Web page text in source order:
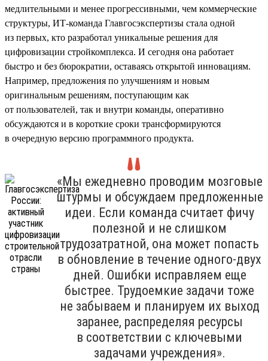
медлительными и менее прогрессивными, чем коммерческие
структуры, ИТ-команда Главгосэкспертизы стала одной
из первых, кто разработал уникальные решения для
цифровизации стройкомплекса. И сегодня она работает
быстро и без бюрократии, оставаясь открытой инновациям.
Например, предложения по улучшениям и новым
оригинальным решениям, поступающим как
от пользователей, так и внутри команды, оперативно
обсуждаются и в короткие сроки трансформируются
в очередную версию программного продукта.
«Мы ежедневно проводим мозговые
штурмы и обсуждаем предложенные
идеи. Если команда считает фичу
полезной и не слишком
трудозатратной, она может попасть
в обновление в течение одного-двух
дней. Ошибки исправляем еще
быстрее. Трудоемкие задачи тоже
не забываем и планируем их выход
заранее, распределяя ресурсы
в соответствии с ключевыми
задачами учреждения».